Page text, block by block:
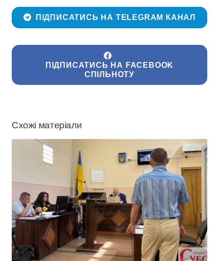
ПІДПИСАТИСЬ НА TELEGRAM КАНАЛ
ПІДПИСАТИСЬ НА FACEBOOK
СПІЛЬНОТУ
Схожі матеріали